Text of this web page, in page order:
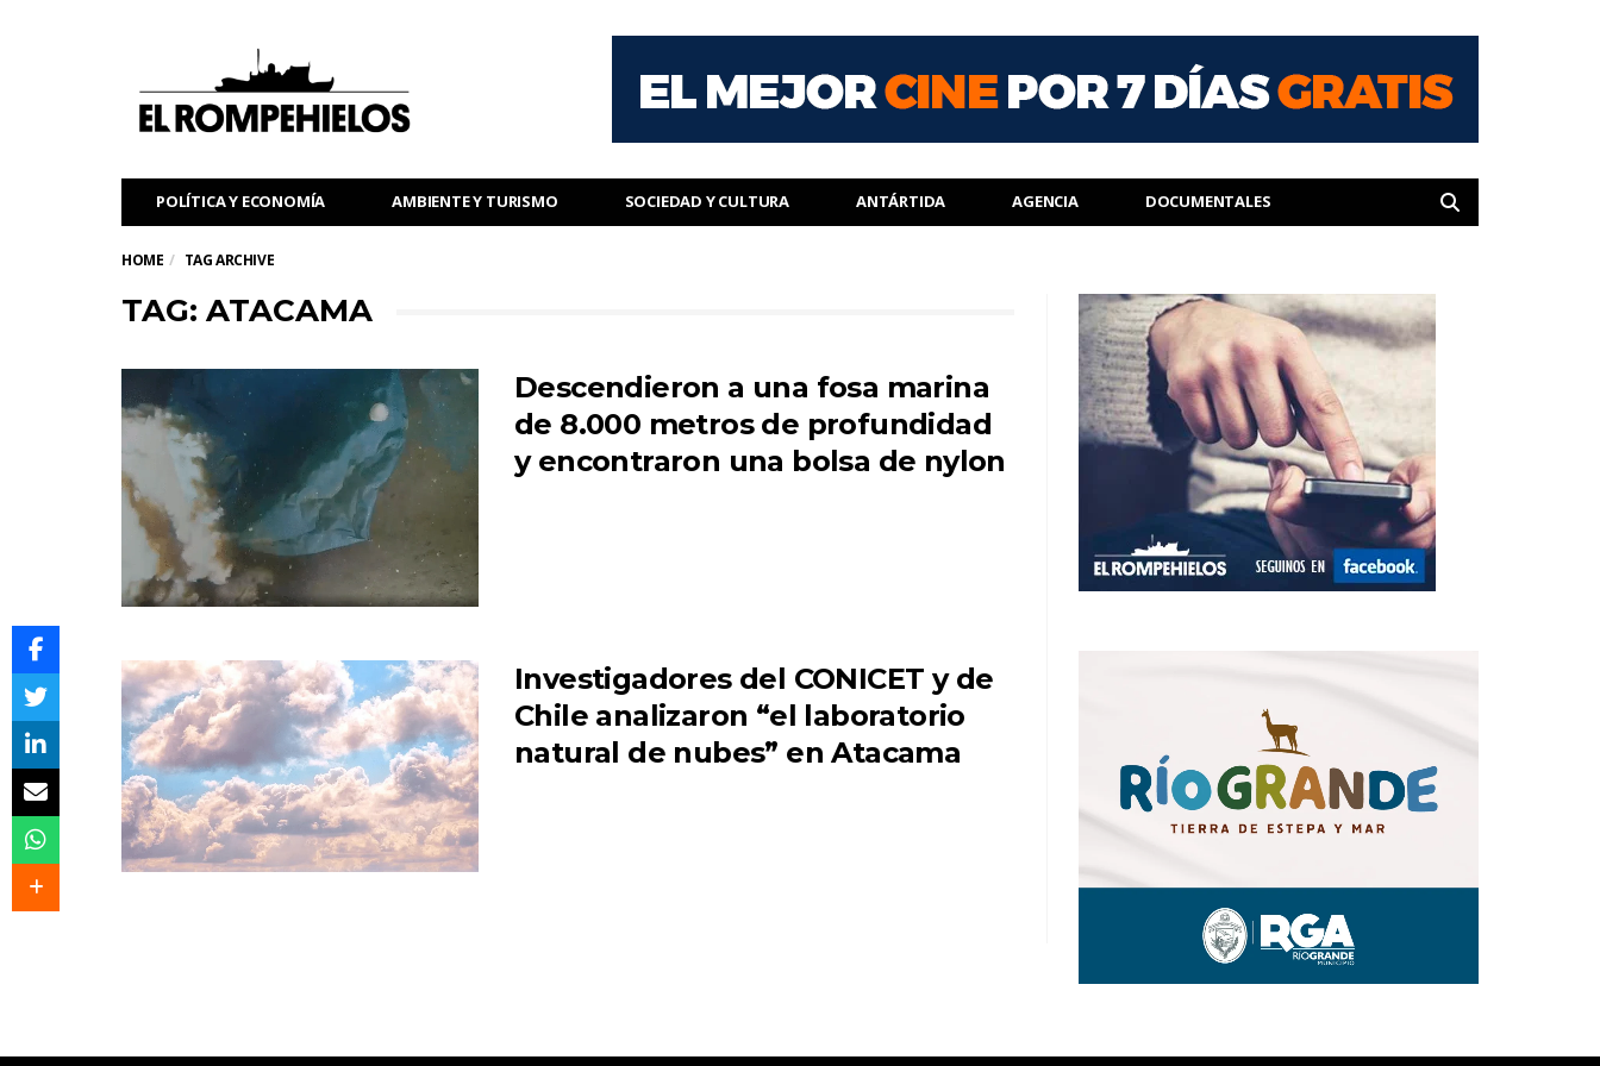
POLÍTICA Y ECONOMÍA AMBIENTE Y TURISMO SOCIEDAD Y CULTURA ANTÁRTIDA AGENCIA DOCUMENTALES
HOME TAG ARCHIVE
TAG: ATACAMA
Descendieron a una fosa marina
de 8.000 metros de profundidad
y encontraron una bolsa de nylon
Investigadores del CONICET y de
Chile analizaron “el laboratorio
natural de nubes” en Atacama